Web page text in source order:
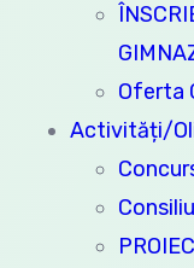
Oferta
Activități/